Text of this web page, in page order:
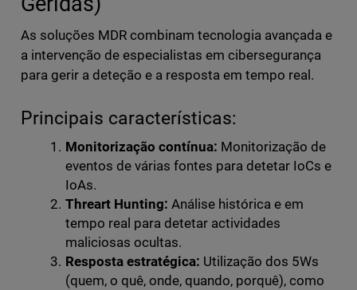
As soluções MDR combinam tecnologia avançada e
a intervenção de especialistas em cibersegurança
para gerir a deteção e a resposta em tempo real.
Principais características:
Monitorização contínua: Monitorização de
eventos de várias fontes para detetar IoCs e
IoAs.
Threart Hunting: Análise histórica e em
tempo real para detetar actividades
maliciosas ocultas.
Resposta estratégica: Utilização dos 5Ws
(quem, o quê, onde, quando, porquê), como